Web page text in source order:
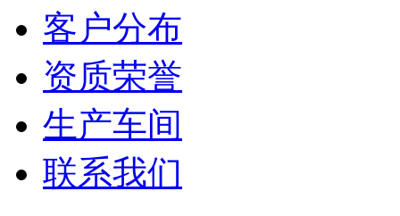
客户分布
资质荣誉
生产车间
联系我们